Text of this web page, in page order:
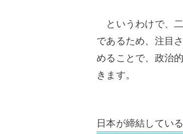
というわけで、
であるため、注目
めることで、政治
きます。
日本が締結してい